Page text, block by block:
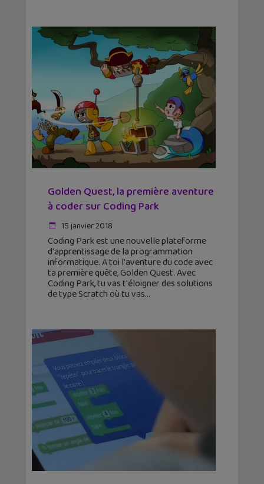
Golden Quest, la première aventure
à coder sur Coding Park
15 janvier 2018
Coding Park est une nouvelle plateforme
d'apprentissage de la programmation
informatique. A toi l'aventure du code avec
ta première quête, Golden Quest. Avec
Coding Park, tu vas t'éloigner des solutions
de type Scratch où tu vas